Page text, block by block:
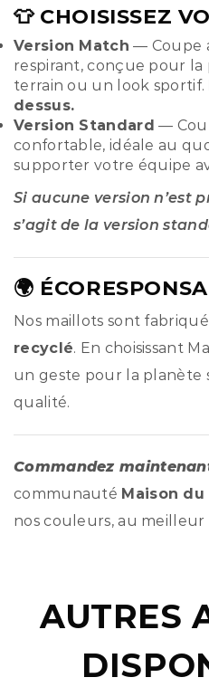
👕 CHOISISSEZ
Version Match — Coupe
respirant, conçue pour
terrain ou un look sportif.
dessus.
Version Standard —
confortable, idéale au
supporter votre équipe
Si aucune version n’est
s’agit de la version
🌍
Nos maillots sont
recyclé. En choisissant
un geste pour la planète
qualité.
Commandez
communauté Maison du
nos couleurs, au meilleur
AUTRES